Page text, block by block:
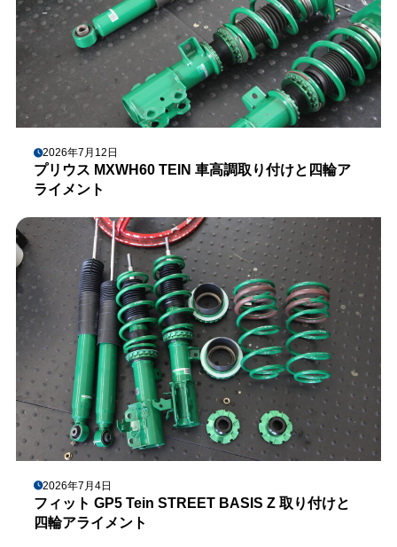
2026年7月12日
プリウス MXWH60 TEIN 車高調取り付けと四輪ア
ライメント
2026年7月4日
フィット GP5 Tein STREET BASIS Z 取り付けと
四輪アライメント